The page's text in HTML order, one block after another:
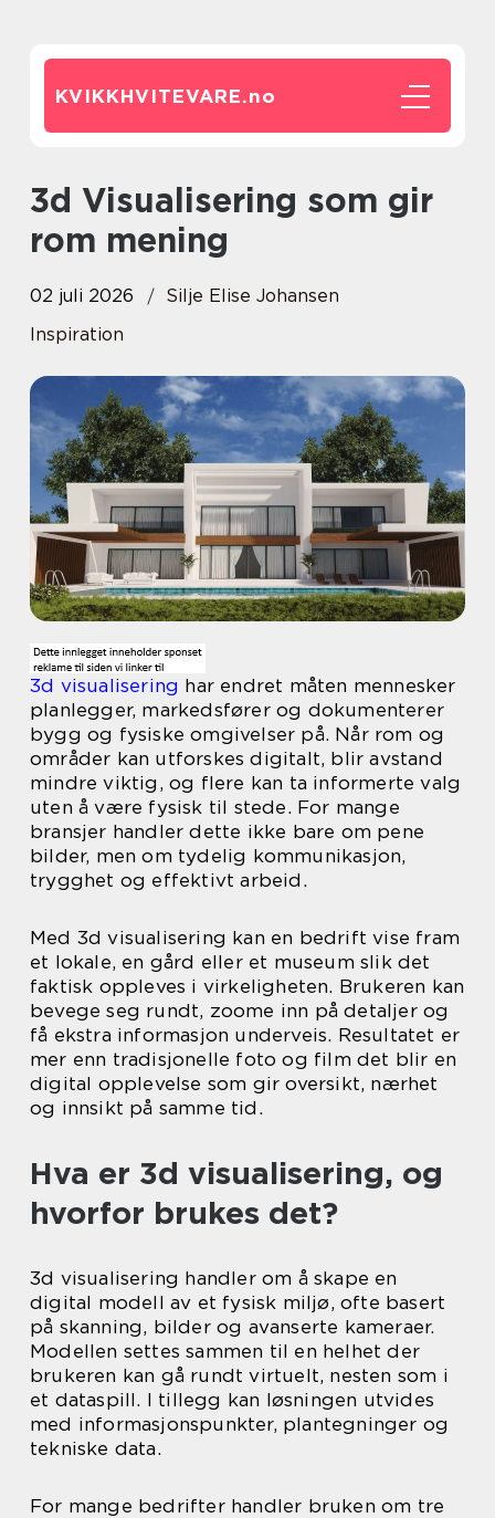
KVIKKHVITEVARE.no
3d Visualisering som gir
rom mening
02 juli 2026
Silje Elise Johansen
Inspiration
3d visualisering har endret måten mennesker
planlegger, markedsfører og dokumenterer
bygg og fysiske omgivelser på. Når rom og
områder kan utforskes digitalt, blir avstand
mindre viktig, og flere kan ta informerte valg
uten å være fysisk til stede. For mange
bransjer handler dette ikke bare om pene
bilder, men om tydelig kommunikasjon,
trygghet og effektivt arbeid.
Med 3d visualisering kan en bedrift vise fram
et lokale, en gård eller et museum slik det
faktisk oppleves i virkeligheten. Brukeren kan
bevege seg rundt, zoome inn på detaljer og
få ekstra informasjon underveis. Resultatet er
mer enn tradisjonelle foto og film det blir en
digital opplevelse som gir oversikt, nærhet
og innsikt på samme tid.
Hva er 3d visualisering, og
hvorfor brukes det?
3d visualisering handler om å skape en
digital modell av et fysisk miljø, ofte basert
på skanning, bilder og avanserte kameraer.
Modellen settes sammen til en helhet der
brukeren kan gå rundt virtuelt, nesten som i
et dataspill. I tillegg kan løsningen utvides
med informasjonspunkter, plantegninger og
tekniske data.
For mange bedrifter handler bruken om tre